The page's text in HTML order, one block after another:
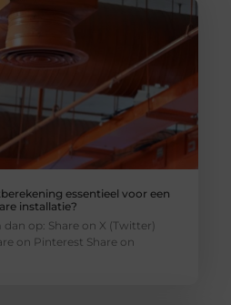
essentieel voor een
installatie?
op: Share on X (Twitter)
on Pinterest Share on